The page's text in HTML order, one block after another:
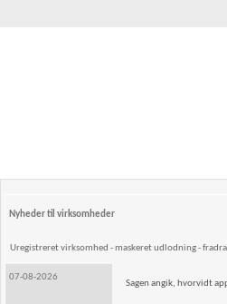
Nyheder til virksomheder
Uregistreret virksomhed - maskeret udlodning -
07-08-2026
Sagen angik, hvorvidt